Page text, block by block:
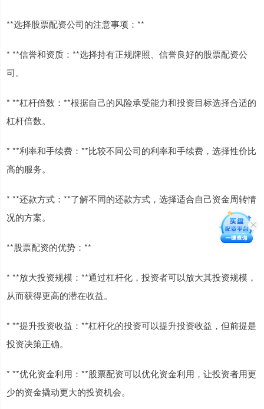
**选择股票配资公司的注意事项：**
* **信誉和资质：**选择持有正规牌照、信誉良好的股票配资公
司。
* **杠杆倍数：**根据自己的风险承受能力和投资目标选择合适的
杠杆倍数。
* **利率和手续费：**比较不同公司的利率和手续费，选择性价比
高的服务。
* **还款方式：**了解不同的还款方式，选择适合自己资金周转情
况的方案。
**股票配资的优势：**
* **放大投资规模：**通过杠杆化，投资者可以放大其投资规模，
从而获得更高的潜在收益。
* **提升投资收益：**杠杆化的投资可以提升投资收益，但前提是
投资决策正确。
* **优化资金利用：**股票配资可以优化资金利用，让投资者用更
少的资金撬动更大的投资机会。